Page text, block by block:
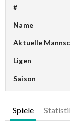
#
Name
Aktuelle
Ligen
Saison
Spiele